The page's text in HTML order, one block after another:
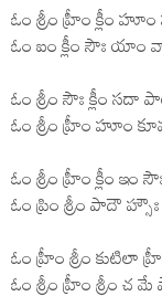
ఓం శ్రీం హ్రీం క్లీం
ఓం ఐం క్లీం సౌః
ఓం శ్రీం సౌః క్లీం సదా
ఓం శ్రీం హ్రీం హూం
ఓం శ్రీం హ్రీం క్లీం
ఓం ప్రిం శ్రీం పాదౌ
ఓం హ్రీం శ్రీం కుటిలా
ఓం శ్రీం హ్రీం శ్రీం చ